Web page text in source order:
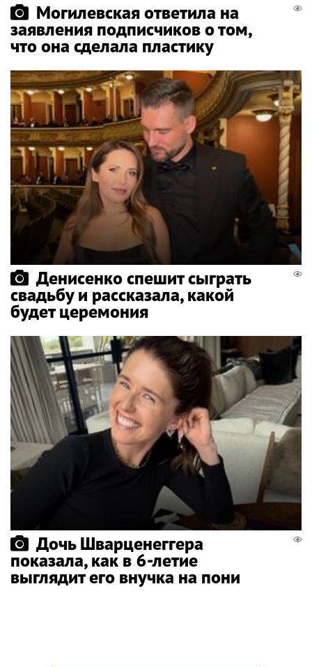
Могилевская ответила на
заявления подписчиков о том,
что она сделала пластику
Денисенко спешит сыграть
свадьбу и рассказала, какой
будет церемония
Дочь Шварценеггера
показала, как в 6-летие
выглядит его внучка на пони